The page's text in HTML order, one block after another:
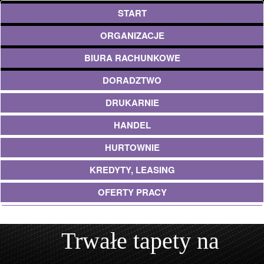
START
ORGANIZACJE
BIURA RACHUNKOWE
DORADZTWO
DRUKARNIE
HANDEL
HURTOWNIE
KREDYTY, LEASING
OFERTY PRACY
BANKI, PRZELEWY, WALUTY, KANTORY
USŁUGI BUDOWLANE
Trwałe tapety na